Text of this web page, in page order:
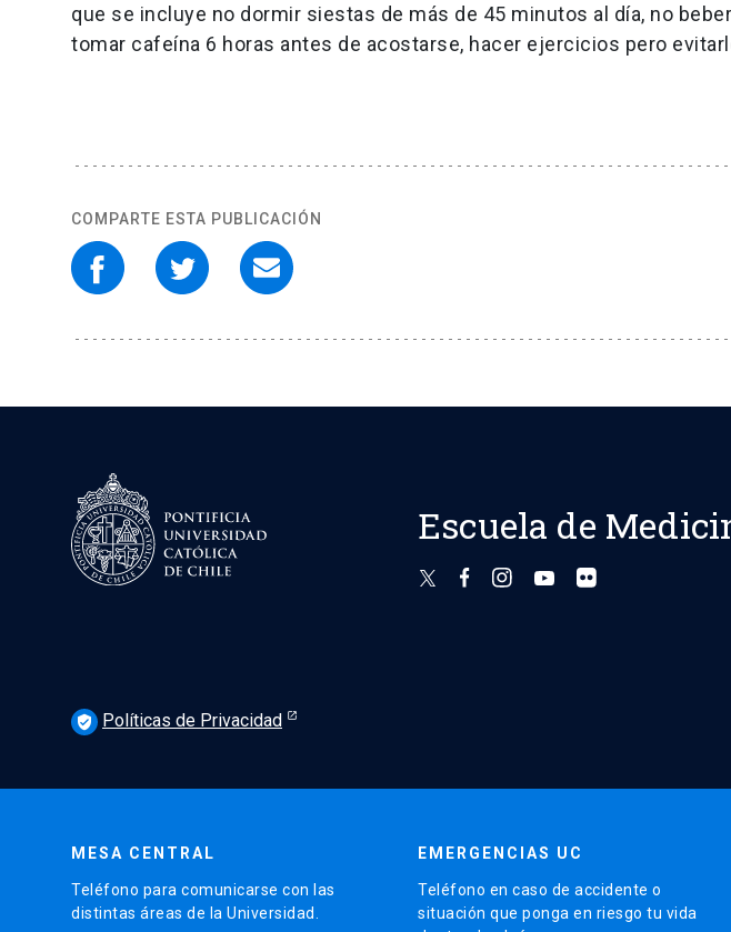
que se incluye no dormir siestas de más de 45 minutos al día, no
tomar cafeína 6 horas antes de acostarse, hacer ejercicios pero
COMPARTE ESTA PUBLICACIÓN
Escuela de
verified_user Políticas de Privacidad
MESA CENTRAL
Teléfono para comunicarse con las
distintas áreas de la Universidad.
EMERGENCIAS UC
Teléfono en caso de accidente o
situación que ponga en riesgo tu vida